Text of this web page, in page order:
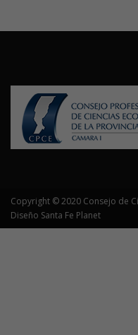
Copyright © 2020 Consejo de
Diseño Santa Fe Planet